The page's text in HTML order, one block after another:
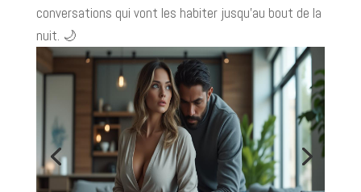
conversations qui vont les habiter jusqu’au bout de la
nuit. 🌙